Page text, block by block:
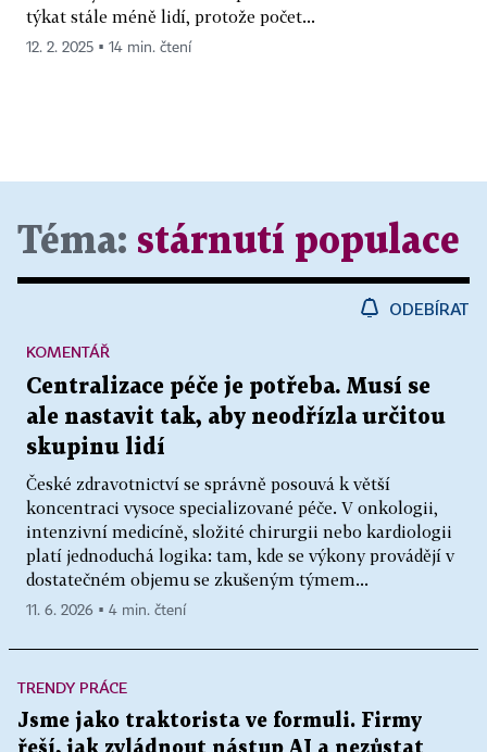
týkat stále méně lidí, protože počet...
12. 2. 2025 ▪ 14 min. čtení
Téma: stárnutí populace
ODEBÍRAT
Centralizace péče je potřeba. Musí se
ale nastavit tak, aby neodřízla určitou
skupinu lidí
České zdravotnictví se správně posouvá k větší
koncentraci vysoce specializované péče. V onkologii,
intenzivní medicíně, složité chirurgii nebo kardiologii
platí jednoduchá logika: tam, kde se výkony provádějí v
dostatečném objemu se zkušeným týmem...
KOMENTÁŘ
11. 6. 2026 ▪ 4 min. čtení
TRENDY PRÁCE
Jsme jako traktorista ve formuli. Firmy
řeší, jak zvládnout nástup AI a nezůstat